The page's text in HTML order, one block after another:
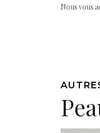
Nous vous